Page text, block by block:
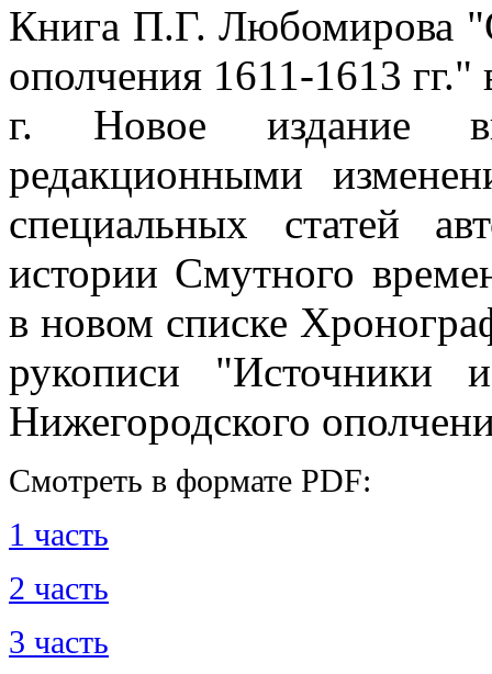
Книга П.Г. Любомирова
ополчения 1611-1613
г. Новое издание
редакционными
специальных статей
истории Смутного
в новом списке
рукописи "Источники
Нижегородского
Смотреть в формате PDF:
1 часть
2 часть
3 часть